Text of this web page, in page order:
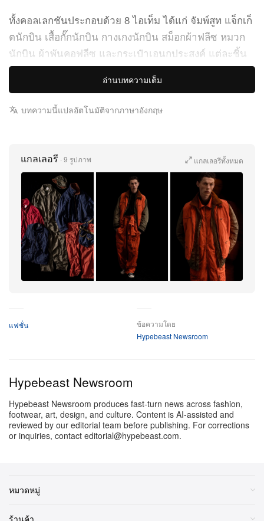
ทั้งคอลเลกชันประกอบด้วย 8 ไอเท็ม ได้แก่ จัมพ์สูท แจ็กเก็
ตนักบิน เสื้อกั๊กนักบิน กางเกงนักบิน สม็อกผ้าฟลีซ หมวก
นักบิน ผ้าพันคอฟลีซ และกระเป๋าเอนกประสงค์ แต่ละชิ้น
ผ่านการย้อมแบบการ์เมนต์ได อันเป็นซิกเนเจอร์ของ dip
ช่วยขับคาแรกเตอร์และเท็กซ์เจอร์ของวัสดุในคอลเลกชัน
เช่น ผ้าไนลอนทวิลล์และริปสต็อป
และแจ็กเก็ตนักบิน เพื่อคารวะเสน่ห์ดั้งเดิมของเครื่องแต่ง
กายทหาร และส่งเสริมให้ลุคโดยรวมของคอลเลกชันดูเท่
ดิบ และสมบุกสมบัน
BEAMS PLUS x dip “Military Closet Collection” วาง
จำหน่ายแล้วบนเว็บไซต์ BEAMS และที่หน้าร้าน ตัวอย่าง
การสไตลิ่งจากทีมงาน BEAMS กับคอลเลกชันนี้ ชมได้
ด้านล่าง
อ่านบทความเต็ม
บทความนี้แปลอัตโนมัติจากภาษาอังกฤษ
แกลเลอรี · 9 รูปภาพ แกลเลอรีทั้งหมด
แฟชั่น
ข้อความโดย
Hypebeast Newsroom
Hypebeast Newsroom
Hypebeast Newsroom produces fast-turn news across fashion,
footwear, art, design, and culture. Content is AI-assisted and
reviewed by our editorial team before publishing. For corrections
or inquiries, contact editorial@hypebeast.com.
หมวดหมู่